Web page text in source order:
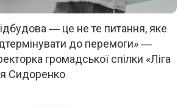
― це не те питання, яке
до перемоги» ―
громадської спілки «Ліга
Сидоренко